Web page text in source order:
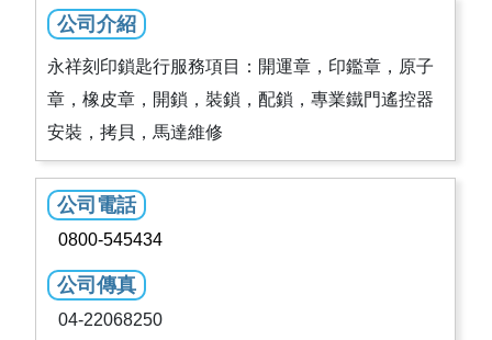
公司介紹
永祥刻印鎖匙行服務項目：開運章，印鑑章，原子
章，橡皮章，開鎖，裝鎖，配鎖，專業鐵門遙控器
安裝，拷貝，馬達維修
公司電話
0800-545434
公司傳真
04-22068250